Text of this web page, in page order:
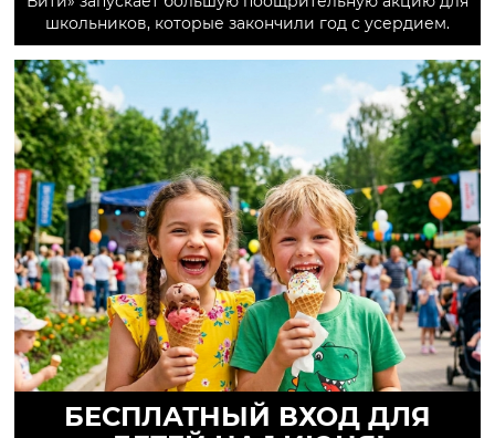
школьников, которые закончили год с усердием.
БЕСПЛАТНЫЙ ВХОД ДЛЯ